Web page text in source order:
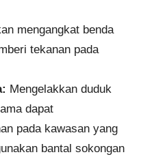
mengangkat benda
tekanan pada
Mengelakkan duduk
dapat
pada kawasan yang
bantal sokongan